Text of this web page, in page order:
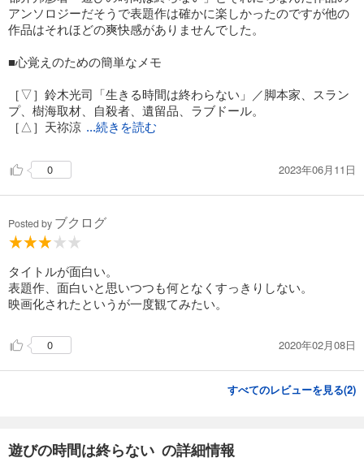
アンソロジーだそうで表題作は確かに楽しかったのですが他の
作品はそれほどの爽快感がありませんでした。
■心覚えのための簡単なメモ
［▽］鈴木光司「生きる時間は終わらない」／脚本家、スラン
プ、樹海取材、自殺者、遺留品、ラブドール。
［△］天祢涼 ...続きを読む
0 2023年06月11日
Posted by ブクログ
タイトルが面白い。
表題作、面白いと思いつつも何となくすっきりしない。
映画化されたというが一度観てみたい。
0 2020年02月08日
すべてのレビューを見る(2)
遊びの時間は終らない の詳細情報